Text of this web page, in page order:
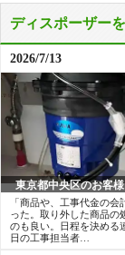
ディスポーザー
2026/7/13
東京都中央区のお客様
「商品や、工事代金の会
った。取り外した商品の
のも良い。日程を決める
日の工事担当者…